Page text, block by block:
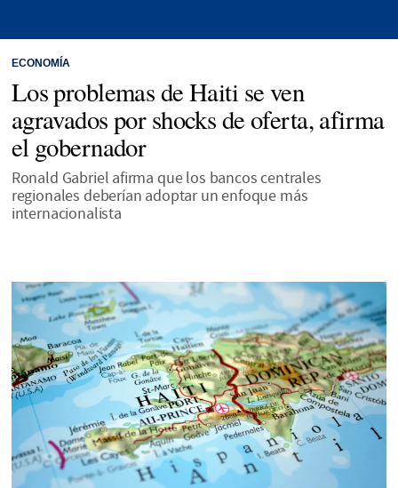
ECONOMÍA
Los problemas de Haiti se ven
agravados por shocks de oferta, afirma
el gobernador
Ronald Gabriel afirma que los bancos centrales
regionales deberían adoptar un enfoque más
internacionalista